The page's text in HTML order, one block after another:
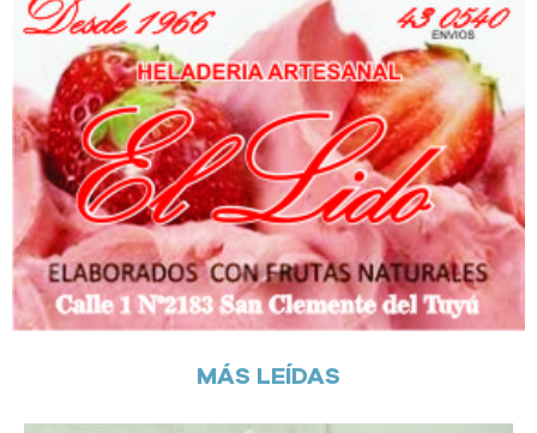
MÁS LEÍDAS